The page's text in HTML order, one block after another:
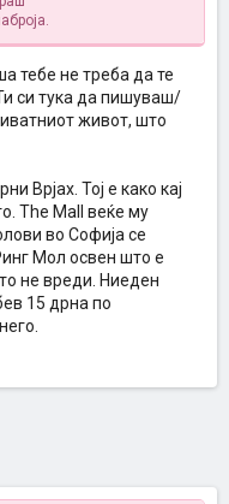
тебе не треба да те
си тука да пишуваш/
живот, што
Врјах. Тој е како кај
The Mall веќе му
во Софија се
Мол освен што е
не вреди. Ниеден
15 дрна по